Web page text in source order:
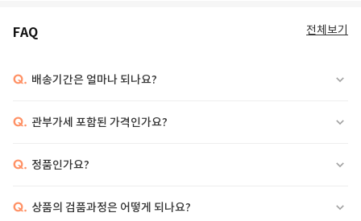
FAQ 전체보기
Q. 배송기간은 얼마나 되나요?
Q. 관부가세 포함된 가격인가요?
Q. 정품인가요?
Q. 상품의 검품과정은 어떻게 되나요?